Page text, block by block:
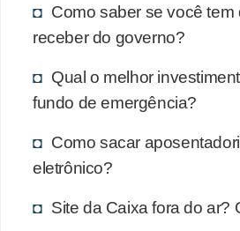
Como saber se você tem
receber do governo?
Qual o melhor
fundo de emergência?
Como sacar
eletrônico?
Site da Caixa fora do ar?